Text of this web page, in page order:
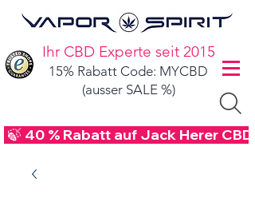
Ihr CBD Experte seit 2015
15% Rabatt Code: MYCBD
(ausser SALE %)
🍃 40 % Rabatt auf Jack Herer